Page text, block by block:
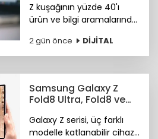
yapıyor
Z kuşağının yüzde 40'ı
ürün ve bilgi aramalarında
Araştırma ayrıca
Instagram ve TikTok'un
önde olduğunu öne
çıkardı.
2 gün önce DİJİTAL
Samsung Galaxy Z
Fold8 Ultra, Fold8 ve
marketlerde
Galaxy Z serisi, üç farklı
modelle katlanabilir cihaz